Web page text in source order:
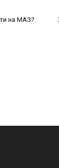
на МАЗ?